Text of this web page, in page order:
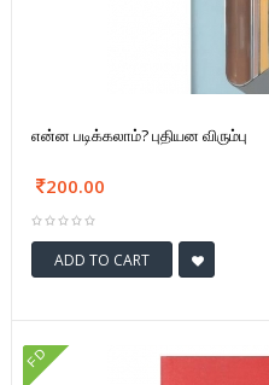
என்ன படிக்கலாம்? புதியன விரும்பு
200.00
ADD TO CART
FD